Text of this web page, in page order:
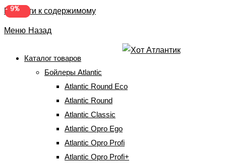
Перейти к содержимому
Меню Назад
Каталог товаров
Бойлеры Atlantic
Atlantic Round Eco
Atlantic Round
Atlantic Classic
Atlantic Opro Ego
Atlantic Opro Profi
Atlantic Opro Profi+
Бойлер Atlantic Round
VMR 100 (27992100)
Бойлеры Atlantic⇒Atlantic Round
Round VMR 100 (27992100)
- 2%
- 9%